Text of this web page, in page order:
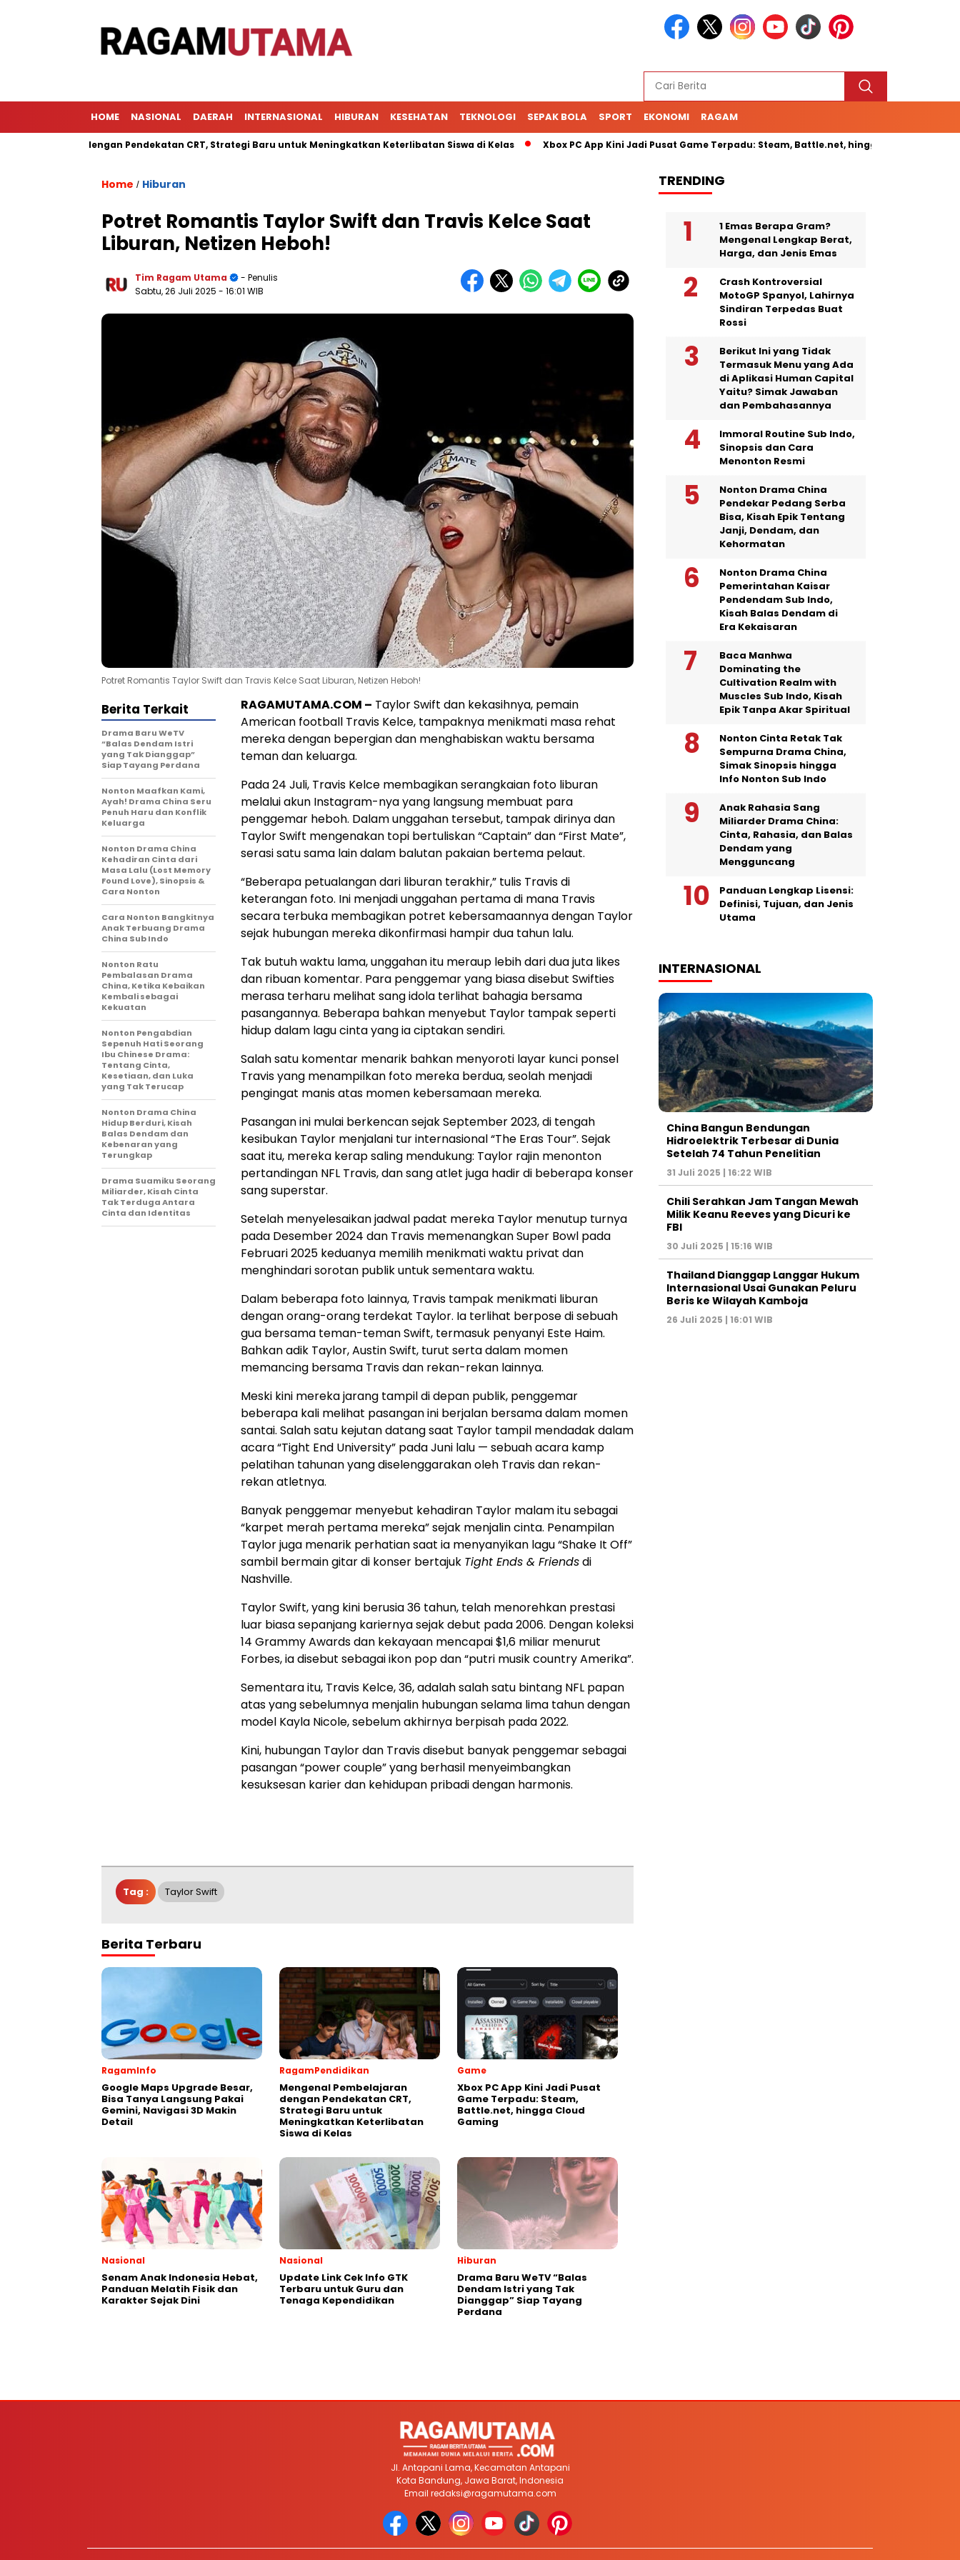
HOME NASIONAL DAERAH INTERNASIONAL HIBURAN KESEHATAN TEKNOLOGI SEPAK BOLA SPORT EKONOMI RAGAM
dengan Pendekatan CRT, Strategi Baru untuk Meningkatkan Keterlibatan Siswa di Kelas Xbox PC App Kini Jadi Pusat Game Terpadu: Steam, Battle.net, hingga Cloud Gaming
Home / Hiburan
Potret Romantis Taylor Swift dan Travis Kelce Saat
Liburan, Netizen Heboh!
Tim Ragam Utama
- Penulis
Sabtu, 26 Juli 2025 - 16:01 WIB
Potret Romantis Taylor Swift dan Travis Kelce Saat Liburan, Netizen Heboh!
RAGAMUTAMA.COM – Taylor Swift dan kekasihnya, pemain
American football Travis Kelce, tampaknya menikmati masa rehat
mereka dengan bepergian dan menghabiskan waktu bersama
teman dan keluarga.
Pada 24 Juli, Travis Kelce membagikan serangkaian foto liburan
melalui akun Instagram-nya yang langsung membuat para
penggemar heboh. Dalam unggahan tersebut, tampak dirinya dan
Taylor Swift mengenakan topi bertuliskan “Captain” dan “First Mate”,
serasi satu sama lain dalam balutan pakaian bertema pelaut.
“Beberapa petualangan dari liburan terakhir,” tulis Travis di
keterangan foto. Ini menjadi unggahan pertama di mana Travis
secara terbuka membagikan potret kebersamaannya dengan Taylor
sejak hubungan mereka dikonfirmasi hampir dua tahun lalu.
Tak butuh waktu lama, unggahan itu meraup lebih dari dua juta likes
dan ribuan komentar. Para penggemar yang biasa disebut Swifties
merasa terharu melihat sang idola terlihat bahagia bersama
pasangannya. Beberapa bahkan menyebut Taylor tampak seperti
hidup dalam lagu cinta yang ia ciptakan sendiri.
Salah satu komentar menarik bahkan menyoroti layar kunci ponsel
Travis yang menampilkan foto mereka berdua, seolah menjadi
pengingat manis atas momen kebersamaan mereka.
Pasangan ini mulai berkencan sejak September 2023, di tengah
kesibukan Taylor menjalani tur internasional “The Eras Tour”. Sejak
saat itu, mereka kerap saling mendukung: Taylor rajin menonton
pertandingan NFL Travis, dan sang atlet juga hadir di beberapa konser
sang superstar.
Setelah menyelesaikan jadwal padat mereka Taylor menutup turnya
pada Desember 2024 dan Travis memenangkan Super Bowl pada
Februari 2025 keduanya memilih menikmati waktu privat dan
menghindari sorotan publik untuk sementara waktu.
Dalam beberapa foto lainnya, Travis tampak menikmati liburan
dengan orang-orang terdekat Taylor. Ia terlihat berpose di sebuah
gua bersama teman-teman Swift, termasuk penyanyi Este Haim.
Bahkan adik Taylor, Austin Swift, turut serta dalam momen
memancing bersama Travis dan rekan-rekan lainnya.
Meski kini mereka jarang tampil di depan publik, penggemar
beberapa kali melihat pasangan ini berjalan bersama dalam momen
santai. Salah satu kejutan datang saat Taylor tampil mendadak dalam
acara “Tight End University” pada Juni lalu — sebuah acara kamp
pelatihan tahunan yang diselenggarakan oleh Travis dan rekan-
rekan atletnya.
Banyak penggemar menyebut kehadiran Taylor malam itu sebagai
“karpet merah pertama mereka” sejak menjalin cinta. Penampilan
Taylor juga menarik perhatian saat ia menyanyikan lagu “Shake It Off”
sambil bermain gitar di konser bertajuk Tight Ends & Friendsdi
Nashville.
Taylor Swift, yang kini berusia 36 tahun, telah menorehkan prestasi
luar biasa sepanjang kariernya sejak debut pada 2006. Dengan koleksi
14 Grammy Awards dan kekayaan mencapai $1,6 miliar menurut
Forbes, ia disebut sebagai ikon pop dan “putri musik country Amerika”.
Sementara itu, Travis Kelce, 36, adalah salah satu bintang NFL papan
atas yang sebelumnya menjalin hubungan selama lima tahun dengan
model Kayla Nicole, sebelum akhirnya berpisah pada 2022.
Kini, hubungan Taylor dan Travis disebut banyak penggemar sebagai
pasangan “power couple” yang berhasil menyeimbangkan
kesuksesan karier dan kehidupan pribadi dengan harmonis.
Berita Terkait
Drama Baru WeTV
“Balas Dendam Istri
yang Tak Dianggap”
Siap Tayang Perdana
Nonton Maafkan Kami,
Ayah! Drama China Seru
Penuh Haru dan Konflik
Keluarga
Nonton Drama China
Kehadiran Cinta dari
Masa Lalu (Lost Memory
Found Love), Sinopsis &
Cara Nonton
Cara Nonton Bangkitnya
Anak Terbuang Drama
China Sub Indo
Nonton Ratu
Pembalasan Drama
China, Ketika Kebaikan
Kembali sebagai
Kekuatan
Nonton Pengabdian
Sepenuh Hati Seorang
Ibu Chinese Drama:
Tentang Cinta,
Kesetiaan, dan Luka
yang Tak Terucap
Nonton Drama China
Hidup Berduri, Kisah
Balas Dendam dan
Kebenaran yang
Terungkap
Drama Suamiku Seorang
Miliarder, Kisah Cinta
Tak Terduga Antara
Cinta dan Identitas
Tag : Taylor Swift
Berita Terbaru
RagamInfo
Google Maps Upgrade Besar,
Bisa Tanya Langsung Pakai
Gemini, Navigasi 3D Makin
Detail
RagamPendidikan
Mengenal Pembelajaran
dengan Pendekatan CRT,
Strategi Baru untuk
Meningkatkan Keterlibatan
Siswa di Kelas
Game
Xbox PC App Kini Jadi Pusat
Game Terpadu: Steam,
Battle.net, hingga Cloud
Gaming
Nasional
Senam Anak Indonesia Hebat,
Panduan Melatih Fisik dan
Karakter Sejak Dini
Nasional
Update Link Cek Info GTK
Terbaru untuk Guru dan
Tenaga Kependidikan
Hiburan
Drama Baru WeTV “Balas
Dendam Istri yang Tak
Dianggap” Siap Tayang
Perdana
TRENDING
1 Emas Berapa Gram?
Mengenal Lengkap Berat,
Harga, dan Jenis Emas
Crash Kontroversial
MotoGP Spanyol, Lahirnya
Sindiran Terpedas Buat
Rossi
Berikut Ini yang Tidak
Termasuk Menu yang Ada
di Aplikasi Human Capital
Yaitu? Simak Jawaban
dan Pembahasannya
Immoral Routine Sub Indo,
Sinopsis dan Cara
Menonton Resmi
Nonton Drama China
Pendekar Pedang Serba
Bisa, Kisah Epik Tentang
Janji, Dendam, dan
Kehormatan
Nonton Drama China
Pemerintahan Kaisar
Pendendam Sub Indo,
Kisah Balas Dendam di
Era Kekaisaran
Baca Manhwa
Dominating the
Cultivation Realm with
Muscles Sub Indo, Kisah
Epik Tanpa Akar Spiritual
Nonton Cinta Retak Tak
Sempurna Drama China,
Simak Sinopsis hingga
Info Nonton Sub Indo
Anak Rahasia Sang
Miliarder Drama China:
Cinta, Rahasia, dan Balas
Dendam yang
Mengguncang
Panduan Lengkap Lisensi:
Definisi, Tujuan, dan Jenis
Utama
INTERNASIONAL
China Bangun Bendungan
Hidroelektrik Terbesar di Dunia
Setelah 74 Tahun Penelitian
31 Juli 2025 | 16:22 WIB
Chili Serahkan Jam Tangan Mewah
Milik Keanu Reeves yang Dicuri ke
FBI
30 Juli 2025 | 15:16 WIB
Thailand Dianggap Langgar Hukum
Internasional Usai Gunakan Peluru
Beris ke Wilayah Kamboja
26 Juli 2025 | 16:01 WIB
Jl. Antapani Lama, Kecamatan Antapani
Kota Bandung, Jawa Barat, Indonesia
Email redaksi@ragamutama.com